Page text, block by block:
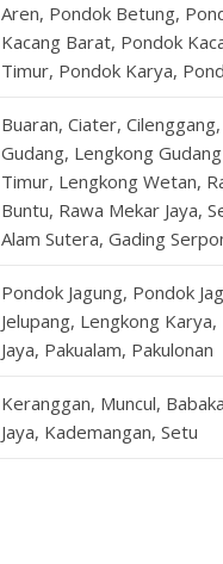
Aren, Pondok Betung,
Kacang Barat, Pondok
Timur, Pondok Karya,
Buaran, Ciater,
Gudang, Lengkong Gudang
Timur, Lengkong Wetan,
Buntu, Rawa Mekar Jaya,
Alam Sutera, Gading
Pondok Jagung, Pondok
Jelupang, Lengkong Karya,
Jaya, Pakualam, Pakulonan
Keranggan, Muncul,
Jaya, Kademangan, Setu